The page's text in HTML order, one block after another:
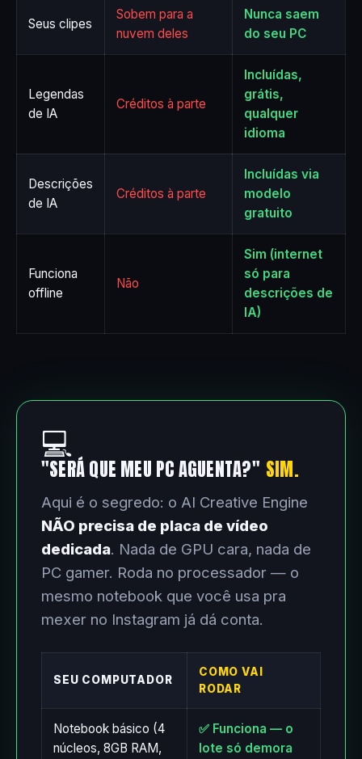
Seus clipes
Sobem para a
nuvem deles
Nunca saem
do seu PC
Legendas
de IA
Créditos à parte
Incluídas,
grátis,
qualquer
idioma
Descrições
de IA
Créditos à parte
Incluídas via
modelo
gratuito
Funciona
offline
Não
Sim (internet
só para
descrições de
IA)
💻
"SERÁ QUE MEU PC AGUENTA?" SIM.
Aqui é o segredo: o AI Creative Engine
NÃO precisa de placa de vídeo
dedicada. Nada de GPU cara, nada de
PC gamer. Roda no processador — o
mesmo notebook que você usa pra
mexer no Instagram já dá conta.
SEU COMPUTADOR
COMO VAI
RODAR
Notebook básico (4
núcleos, 8GB RAM,
✅ Funciona — o
lote só demora